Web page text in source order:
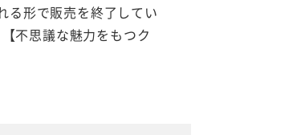
る形で販売を終了してい
不思議な魅力をもつク